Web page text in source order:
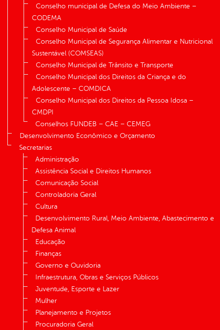
Conselho municipal de Defesa do Meio Ambiente –
CODEMA
Conselho Municipal de Saúde
Conselho Municipal de Segurança Alimentar e Nutricional
Sustentável (COMSEAS)
Conselho Municipal de Trânsito e Transporte
Conselho Municipal dos Direitos da Criança e do
Adolescente – COMDICA
Conselho Municipal dos Direitos da Pessoa Idosa –
CMDPI
Conselhos FUNDEB – CAE – CEMEG
Desenvolvimento Econômico e Orçamento
Secretarias
Administração
Assistência Social e Direitos Humanos
Comunicação Social
Controladoria Geral
Cultura
Desenvolvimento Rural, Meio Ambiente, Abastecimento e
Defesa Animal
Educação
Finanças
Governo e Ouvidoria
Infraestrutura, Obras e Serviços Públicos
Juventude, Esporte e Lazer
Mulher
Planejamento e Projetos
Procuradoria Geral